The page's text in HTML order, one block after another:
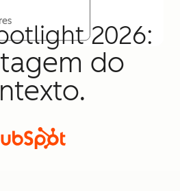
2026:
do